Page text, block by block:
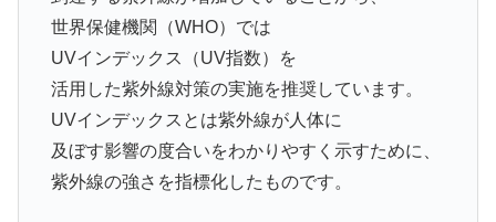
世界保健機関（WHO）では
UVインデックス（UV指数）を
活用した紫外線対策の実施を推奨しています。
UVインデックスとは紫外線が人体に
及ぼす影響の度合いをわかりやすく示すために、
紫外線の強さを指標化したものです。